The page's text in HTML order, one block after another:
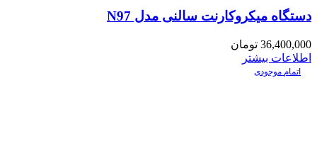
دستگاه میکروکارنت سالنی مدل N97
36,400,000 تومان
اطلاعات بیشتر
اتمام موجودی